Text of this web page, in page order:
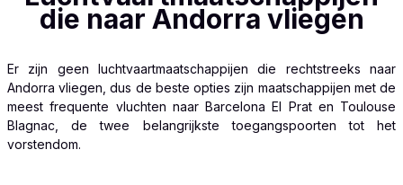
die naar Andorra vliegen
Er zijn geen luchtvaartmaatschappijen die rechtstreeks naar
Andorra vliegen, dus de beste opties zijn maatschappijen met de
meest frequente vluchten naar Barcelona El Prat en Toulouse
Blagnac, de twee belangrijkste toegangspoorten tot het
vorstendom.